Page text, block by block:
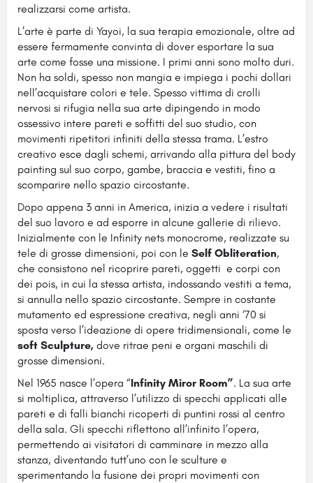
realizzarsi come artista.
L’arte è parte di Yayoi, la sua terapia emozionale, oltre ad
essere fermamente convinta di dover esportare la sua
arte come fosse una missione. I primi anni sono molto duri.
Non ha soldi, spesso non mangia e impiega i pochi dollari
nell’acquistare colori e tele. Spesso vittima di crolli
nervosi si rifugia nella sua arte dipingendo in modo
ossessivo intere pareti e soffitti del suo studio, con
movimenti ripetitori infiniti della stessa trama. L’estro
creativo esce dagli schemi, arrivando alla pittura del body
painting sul suo corpo, gambe, braccia e vestiti, fino a
scomparire nello spazio circostante.
Dopo appena 3 anni in America, inizia a vedere i risultati
del suo lavoro e ad esporre in alcune gallerie di rilievo.
Inizialmente con le Infinity nets monocrome, realizzate su
tele di grosse dimensioni, poi con le Self Obliteration,
che consistono nel ricoprire pareti, oggetti e corpi con
dei pois, in cui la stessa artista, indossando vestiti a tema,
si annulla nello spazio circostante. Sempre in costante
mutamento ed espressione creativa, negli anni ‘70 si
sposta verso l’ideazione di opere tridimensionali, come le
soft Sculpture, dove ritrae peni e organi maschili di
grosse dimensioni.
Nel 1965 nasce l’opera “Infinity Miror Room”. La sua arte
si moltiplica, attraverso l’utilizzo di specchi applicati alle
pareti e di falli bianchi ricoperti di puntini rossi al centro
della sala. Gli specchi riflettono all’infinito l’opera,
permettendo ai visitatori di camminare in mezzo alla
stanza, diventando tutt’uno con le sculture e
sperimentando la fusione dei propri movimenti con